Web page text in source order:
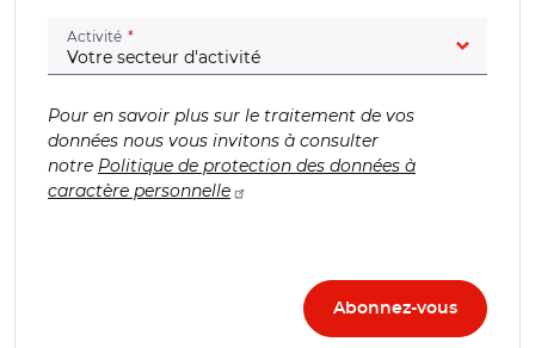
Activité (champ obligatoire)
Pour en savoir plus sur le traitement de vos
données nous vous invitons à consulter
notre Politique de protection des données à
caractère personnelle